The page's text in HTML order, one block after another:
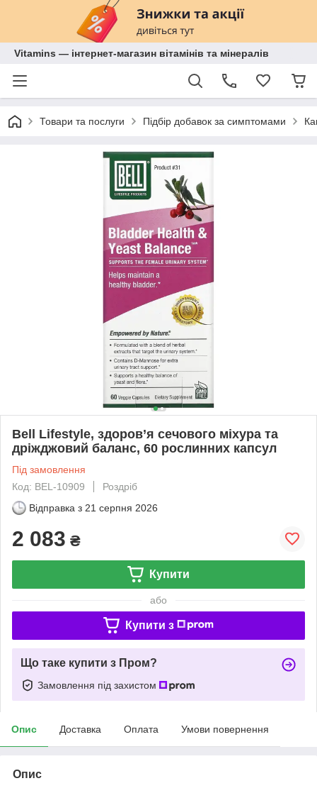
Vitamins — інтернет-магазин вітамінів та мінералів
Товари та послуги Підбір добавок за симптомами
Bell Lifestyle, здоров’я сечового міхура та
дріжджовий баланс, 60 рослинних капсул
Під замовлення
Код: BEL-10909
Роздріб
Відправка з 21 серпня 2026
2 083 ₴
Купити
або
Купити з
Що таке купити з Пром?
Замовлення під захистом
Опис Доставка Оплата Умови повернення
Опис